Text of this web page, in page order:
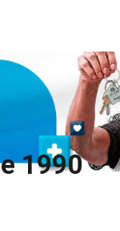
1990